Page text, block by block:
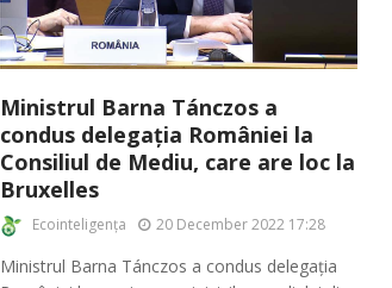
Ministrul Barna Tánczos a
condus delegația României la
Consiliul de Mediu, care are loc la
Bruxelles
Ecointeligența 20 December 2022 17:28
Ministrul Barna Tánczos a condus delegația